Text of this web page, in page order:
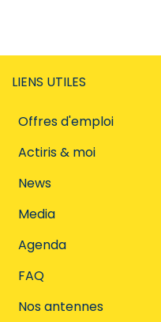
LIENS UTILES
Offres d'emploi
Actiris & moi
News
Media
Agenda
FAQ
Nos antennes